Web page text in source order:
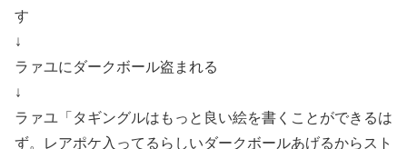
す
↓
ラァユにダークボール盗まれる
↓
ラァユ「タギングルはもっと良い絵を書くことができるは
ず。レアポケ入ってるらしいダークボールあげるからスト